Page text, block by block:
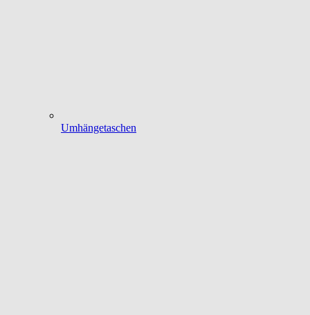
Umhängetaschen